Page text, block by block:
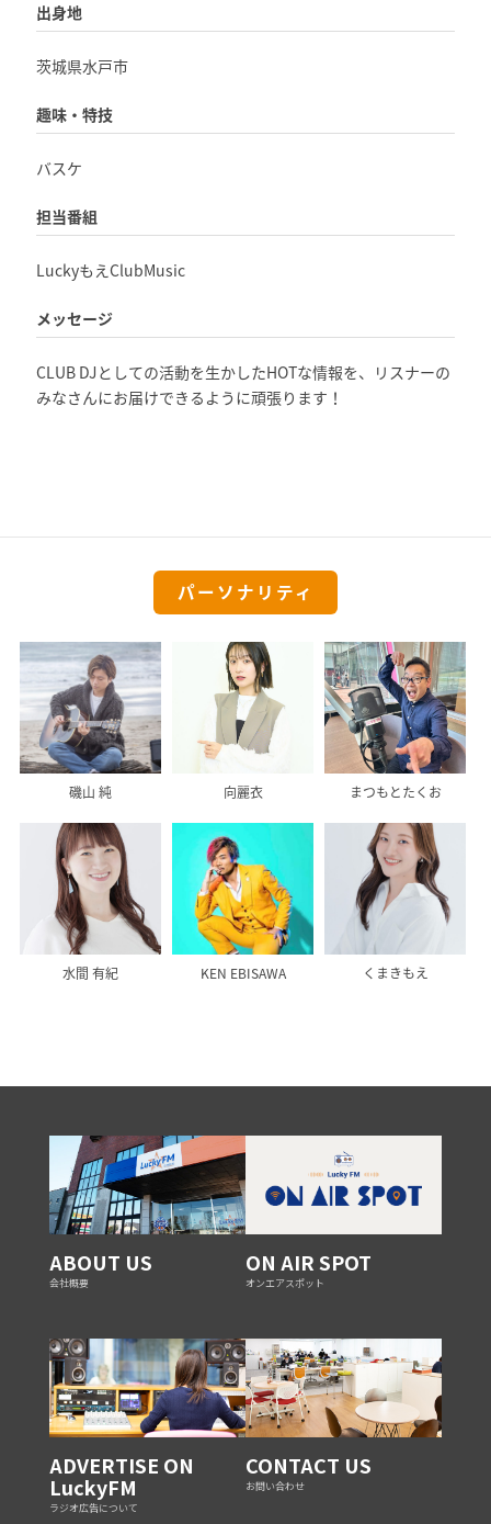
出身地
茨城県水戸市
趣味・特技
バスケ
担当番組
LuckyもえClubMusic
メッセージ
CLUB DJ としての活動を生かしたHOTな情報を、 リスナーの
みなさんにお届けできるように頑張ります！
パーソナリティ
磯山 純 向麗衣 まつもとたくお
水間 有紀 KEN EBISAWA くまきもえ
ABOUT US
会社概要
ON AIR SPOT
オンエアスポット
ADVERTISE ON
LuckyFM
ラジオ広告について
CONTACT US
お問い合わせ